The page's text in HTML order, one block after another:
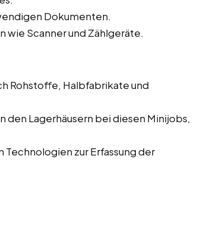
Dokumenten.
wie Scanner und Zählgeräte.
Rohstoffe, Halbfabrikate und
den Lagerhäusern bei diesen Minijobs,
zur Erfassung der